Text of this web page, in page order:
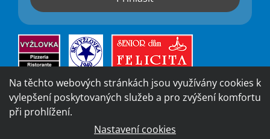
Na těchto webových stránkách jsou využívány cookies k
vylepšení poskytovaných služeb a pro zvýšení komfortu
při prohlížení.
Nastavení cookies